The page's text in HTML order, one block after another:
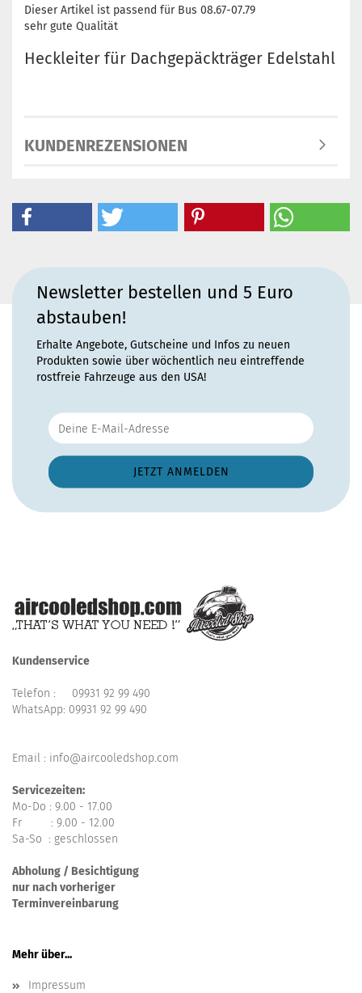
Dieser Artikel ist passend für Bus 08.67-07.79
sehr gute Qualität
Heckleiter für Dachgepäckträger Edelstahl
KUNDENREZENSIONEN
Newsletter bestellen und 5 Euro
abstauben!
Erhalte Angebote, Gutscheine und Infos zu neuen
Produkten sowie über wöchentlich neu eintreffende
rostfreie Fahrzeuge aus den USA!
Kundenservice
Telefon : 09931 92 99 490
WhatsApp: 09931 92 99 490
Email : info@aircooledshop.com
Servicezeiten:
Mo-Do : 9.00 - 17.00
Fr : 9.00 - 12.00
Sa-So : geschlossen
Abholung / Besichtigung
nur nach vorheriger
Terminvereinbarung
Mehr über...
Impressum